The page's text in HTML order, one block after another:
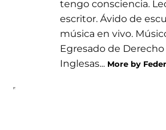
tengo consciencia.
escritor. Ávido de
música en vivo.
Egresado de Derecho
Inglesas... More by